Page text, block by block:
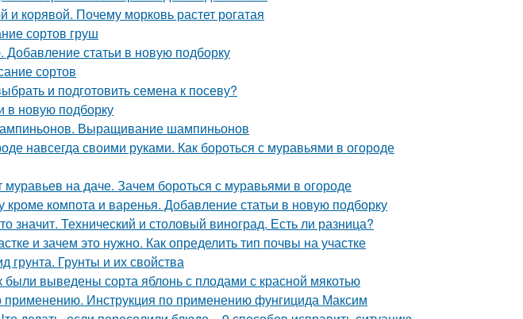
и корявой. Почему морковь растет рогатая
сортов груш
статьи в новую подборку
сортов
и подготовить семена к посеву?
в новую подборку
Выращивание шампиньонов
навсегда своими руками. Как бороться с муравьями в огороде
муравьев на даче. Зачем бороться с муравьями в огороде
кроме компота и варенья. Добавление статьи в новую подборку
значит. Технический и столовый виноград. Есть ли разница?
и зачем это нужно. Как определить тип почвы на участке
грунта. Грунты и их свойства
были выведены сорта яблонь с плодами с красной мякотью
применению. Инструкция по применению фунгицида Максим